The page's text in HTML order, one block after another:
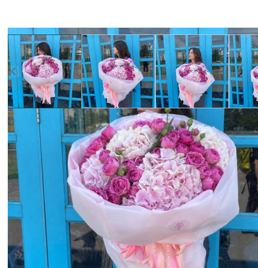
View larger image View larger image View larger image
Описание товара
В магазине цветов Camellia представлен прекрасный букет
элегантности и красоты. Выберите этот букет, и вы
Одним из основных преимуществ покупки в магазине
искусства, которое отличается своей свежестью и